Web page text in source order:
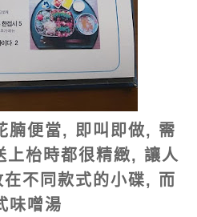
腩便當, 即叫即做, 需
上枱時都很精緻, 讓人
在不同款式的小碟, 而
味噌湯